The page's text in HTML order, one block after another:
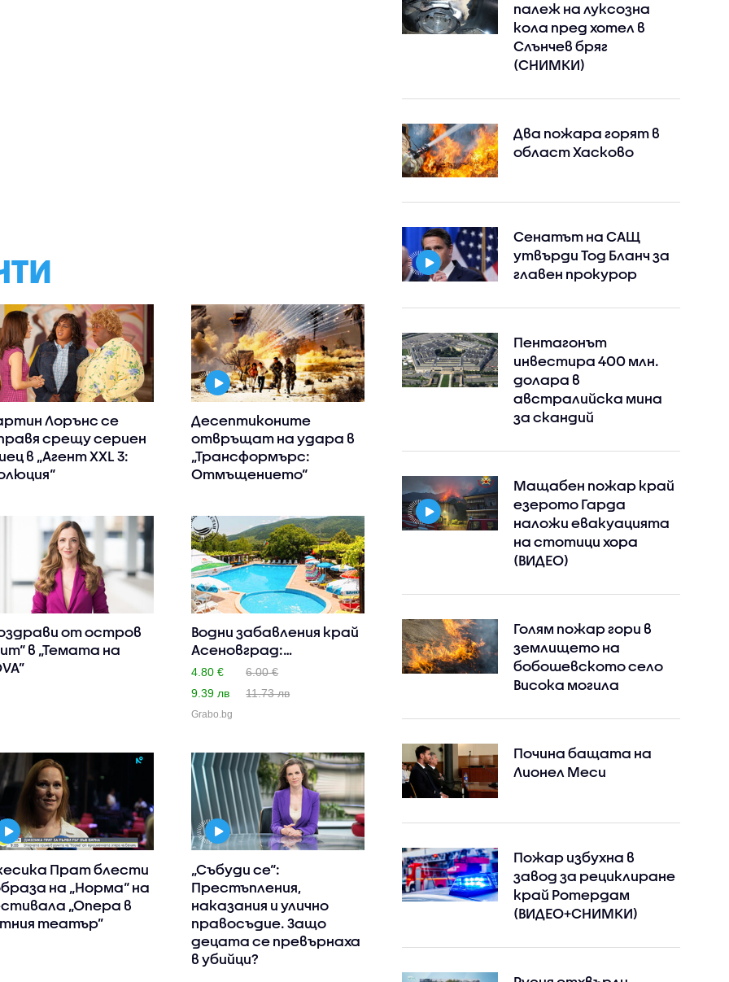
Лорънс се
срещу сериен
в „Агент XXL 3:
Десептиконите
отвръщат на удара в
„Трансформърс:
Отмъщението“
от остров
в „Темата на
Водни забавления край
Асеновград:
Целодневен..
4.80 €
6.00 €
9.39 лв
11.73 лв
Grabo.bg
Прат блести
на „Норма“ на
„Опера в
театър”
„Събуди се“:
Престъпления,
наказания и улично
правосъдие. Защо
децата се превърнаха
в убийци?
палеж на луксозна
кола пред хотел в
Слънчев бряг
(СНИМКИ)
Два пожара горят в
област Хасково
Сенатът на САЩ
утвърди Тод Бланч за
главен прокурор
Пентагонът
инвестира 400 млн.
долара в
австралийска мина
за скандий
Мащабен пожар край
езерото Гарда
наложи евакуацията
на стотици хора
(ВИДЕО)
Голям пожар гори в
землището на
бобошевското село
Висока могила
Почина бащата на
Лионел Меси
Пожар избухна в
завод за рециклиране
край Ротердам
(ВИДЕО+СНИМКИ)